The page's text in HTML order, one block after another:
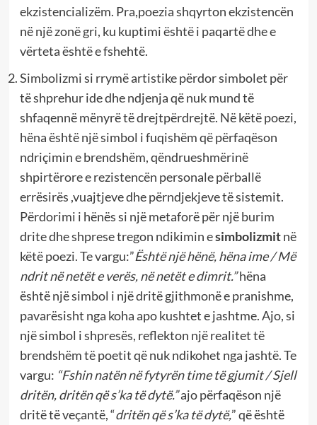
ekzistencializëm. Pra,poezia shqyrton ekzistencën
në një zonë gri, ku kuptimi është i paqartë dhe e
vërteta është e fshehtë.
Simbolizmi si rrymë artistike përdor simbolet për
të shprehur ide dhe ndjenja që nuk mund të
shfaqennë mënyrë të drejtpërdrejtë. Në këtë poezi,
hëna është një simbol i fuqishëm që përfaqëson
ndriçimin e brendshëm, qëndrueshmërinë
shpirtërore e rezistencën personale përballë
errësirës ,vuajtjeve dhe përndjekjeve të sistemit.
Përdorimi i hënës si një metaforë për një burim
drite dhe shprese tregon ndikimin esimbolizmitnë
këtë poezi. Te vargu:”Është një hënë, hëna ime / Më
ndrit në netët e verës, në netët e dimrit.”hëna
është një simbol i një dritë gjithmonë e pranishme,
pavarësisht nga koha apo kushtet e jashtme. Ajo, si
një simbol i shpresës, reflekton një realitet të
brendshëm të poetit që nuk ndikohet nga jashtë.Te
vargu: “Fshin natën në fytyrën time të gjumit / Sjell
dritën, dritën që s’ka të dytë.”ajo përfaqëson një
dritë të veçantë, “dritën që s’ka të dytë,” që është